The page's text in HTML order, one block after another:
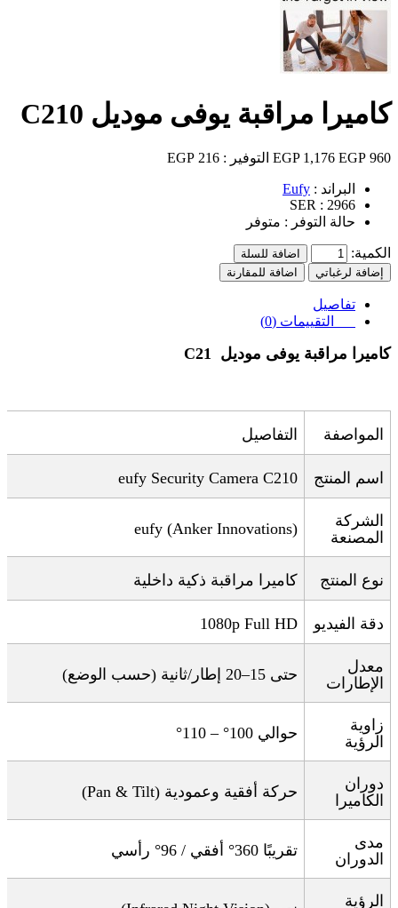
كاميرا مراقبة يوفى موديل C210
960 EGP
1,176 EGP التوفير : 216 EGP
البراند : Eufy
SER : 2966
حالة التوفر : متوفر
الكمية:
اضافة للسلة
إضافة لرغباتي
اضافة للمقارنة
تفاصيل
التقييمات (0)
كاميرا مراقبة يوفى موديل C21
المواصفة التفاصيل
اسم المنتج eufy Security Camera C210
الشركة
المصنعة
eufy (Anker Innovations)
نوع المنتج كاميرا مراقبة ذكية داخلية
دقة الفيديو 1080p Full HD
معدل
الإطارات
حتى 15–20 إطار/ثانية (حسب الوضع)
زاوية
الرؤية
حوالي 100° – 110 °
دوران
الكاميرا
حركة أفقية وعمودية (Pan & Tilt)
مدى
الدوران
تقريبًا 360° أفقي / 96° رأسي
الرؤية